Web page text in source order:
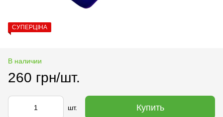
СУПЕРЦІНА
В наличии
260 грн/шт.
шт. Купить